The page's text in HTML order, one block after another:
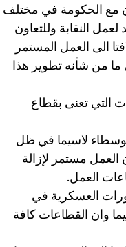
مع الحكومة في مختلف
النقابة وللتعاون
الى العمل المستمر
ما من شأنه تطوير هذا
التي تعنى بقطاع
لاسيما في ظل
مستمر لإزالة
العمل.
العسكرية في
وان القطاعات كافة